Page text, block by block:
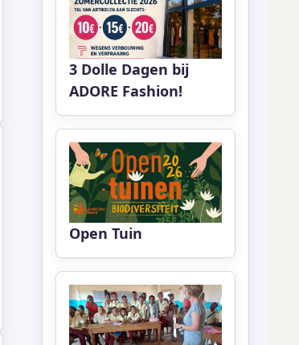
3 Dolle Dagen bij
ADORE Fashion!
Open Tuin